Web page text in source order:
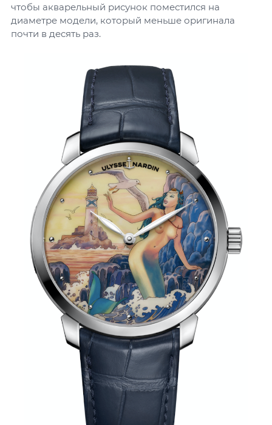
чтобы акварельный рисунок поместился на
диаметре модели, который меньше оригинала
почти в десять раз.